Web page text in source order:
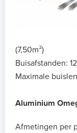
(7,50m²)
Buisafstanden:
Maximale
Aluminium
Afmetingen per